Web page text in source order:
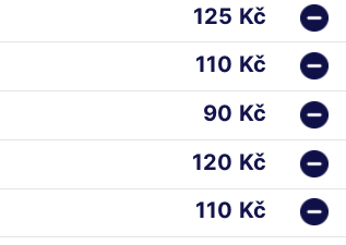
125 Kč
110 Kč
90 Kč
120 Kč
110 Kč